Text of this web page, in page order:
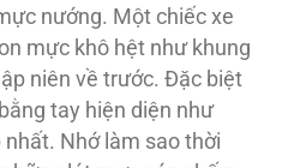
nướng. Một chiếc xe
mực khô hệt như khung
niên về trước. Ðặc biệt
tay hiện diện như
Nhớ làm sao thời